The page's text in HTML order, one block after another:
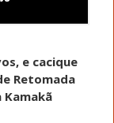
e cacique
Retomada
Kamakã